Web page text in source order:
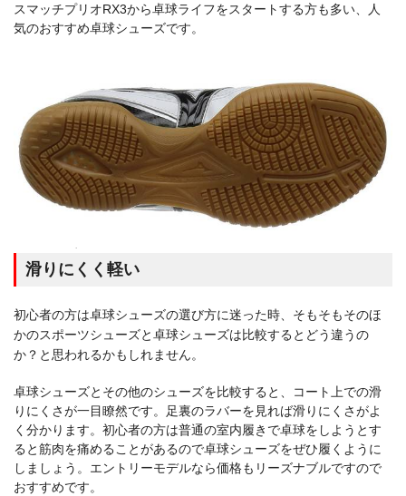
スマッチプリオRX3から卓球ライフをスタートする方も多い、人
気のおすすめ卓球シューズです。
クロスマッチプリオRX3のソール
滑りにくく軽い
初心者の方は卓球シューズの選び方に迷った時、そもそもそのほ
かのスポーツシューズと卓球シューズは比較するとどう違うの
か？と思われるかもしれません。
卓球シューズとその他のシューズを比較すると、コート上での滑
りにくさが一目瞭然です。足裏のラバーを見れば滑りにくさがよ
く分かります。初心者の方は普通の室内履きで卓球をしようとす
ると筋肉を痛めることがあるので卓球シューズをぜひ履くように
しましょう。エントリーモデルなら価格もリーズナブルですので
おすすめです。